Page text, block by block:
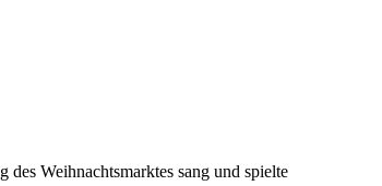
Weihnachtsmarktes sang und spielte